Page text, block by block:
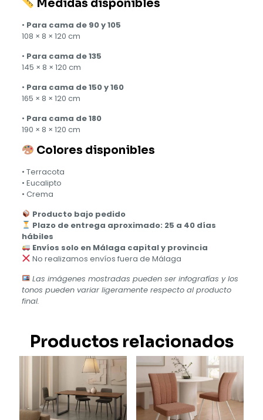
Medidas disponibles
• Para cama de 90 y 105
108 × 8 × 120 cm
• Para cama de 135
145 × 8 × 120 cm
• Para cama de 150 y 160
165 × 8 × 120 cm
• Para cama de 180
190 × 8 × 120 cm
Colores disponibles
• Terracota
• Eucalipto
• Crema
Producto bajo pedido
Plazo de entrega aproximado: 25 a 40 días
hábiles
Envíos solo en Málaga capital y provincia
No realizamos envíos fuera de Málaga
Las imágenes mostradas pueden ser infografías y los
tonos pueden variar ligeramente respecto al producto
final.
Productos relacionados